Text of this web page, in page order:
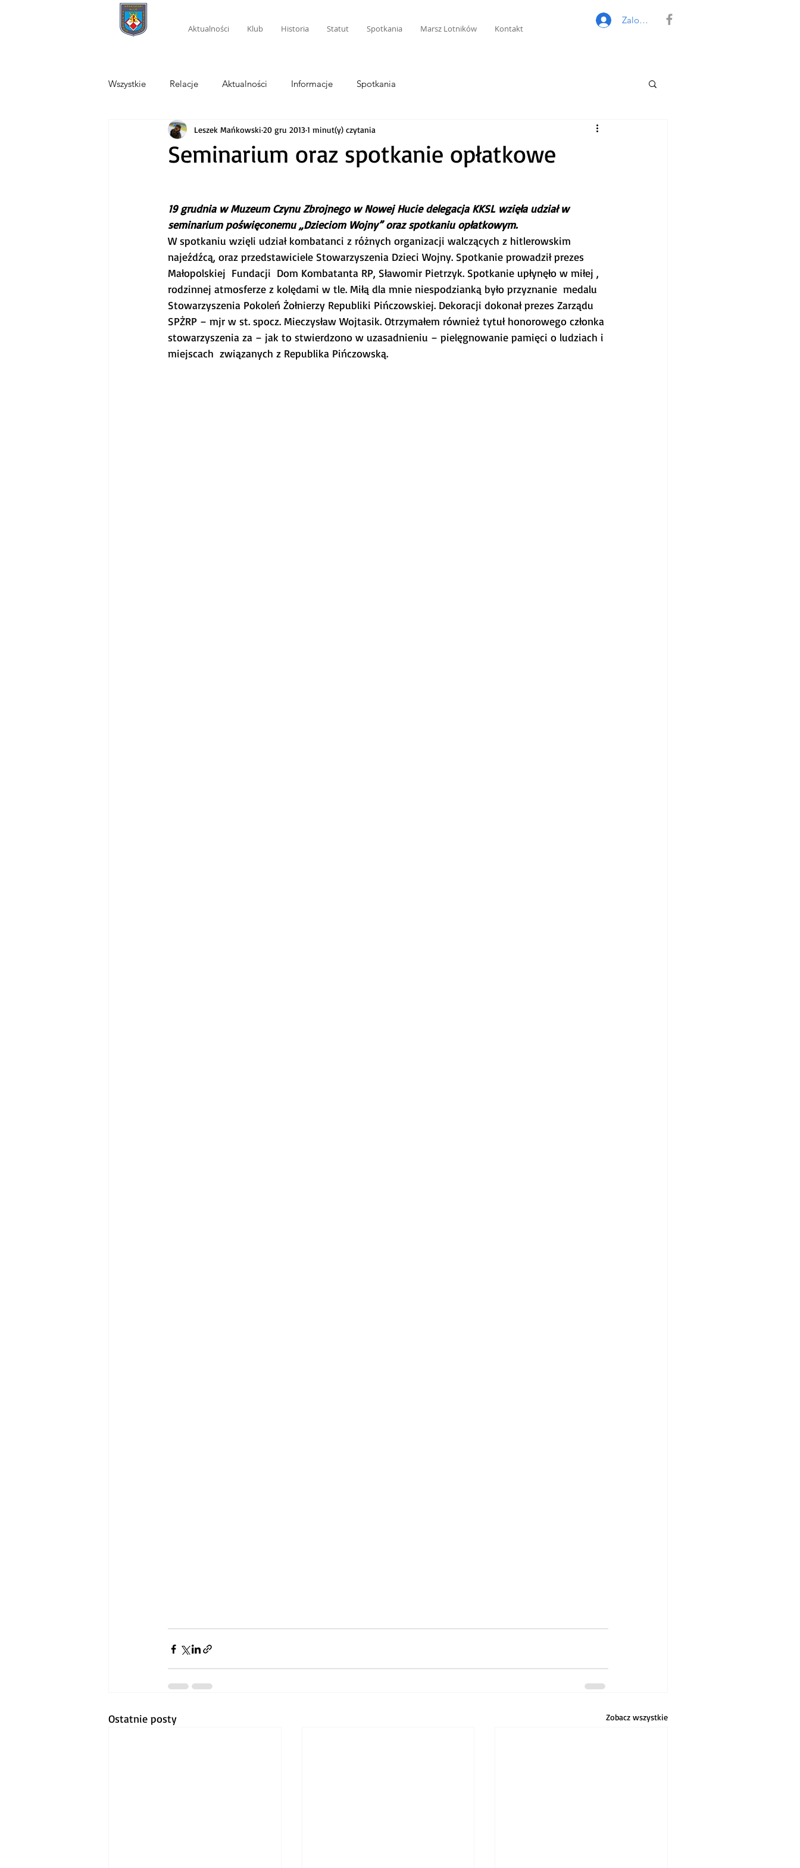
Aktualności Klub Historia Statut Spotkania Marsz Lotników Kontakt
Zaloguj się
Wszystkie Relacje Aktualności Informacje Spotkania
Seminarium oraz spotkanie opłatkowe
Leszek Mańkowski 20 gru 20131 minut(y) czytania
19 grudnia w Muzeum Czynu Zbrojnego w Nowej Hucie delegacja KKSL wzięła udział w
seminarium poświęconemu „Dzieciom Wojny” oraz spotkaniu opłatkowym.
W spotkaniu wzięli udział kombatanci z różnych organizacji walczących z hitlerowskim
najeźdźcą, oraz przedstawiciele Stowarzyszenia Dzieci Wojny. Spotkanie prowadził prezes
Małopolskiej  Fundacji  Dom Kombatanta RP, Sławomir Pietrzyk. Spotkanie upłynęło w miłej ,
rodzinnej atmosferze z kolędami w tle. Miłą dla mnie niespodzianką było przyznanie  medalu
Stowarzyszenia Pokoleń Żołnierzy Republiki Pińczowskiej. Dekoracji dokonał prezes Zarządu
SPŻRP – mjr w st. spocz. Mieczysław Wojtasik. Otrzymałem również tytuł honorowego członka
stowarzyszenia za – jak to stwierdzono w uzasadnieniu – pielęgnowanie pamięci o ludziach i
miejscach  związanych z Republika Pińczowską.
Ostatnie posty Zobacz wszystkie